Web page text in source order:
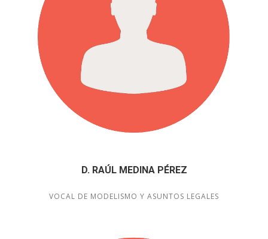
D. RAÚL MEDINA PÉREZ
VOCAL DE MODELISMO Y ASUNTOS LEGALES